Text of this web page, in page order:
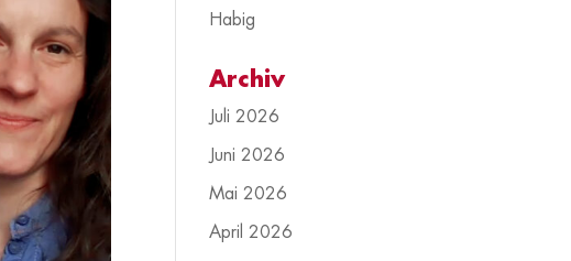
Habig
Archiv
Juli 2026
Juni 2026
Mai 2026
April 2026